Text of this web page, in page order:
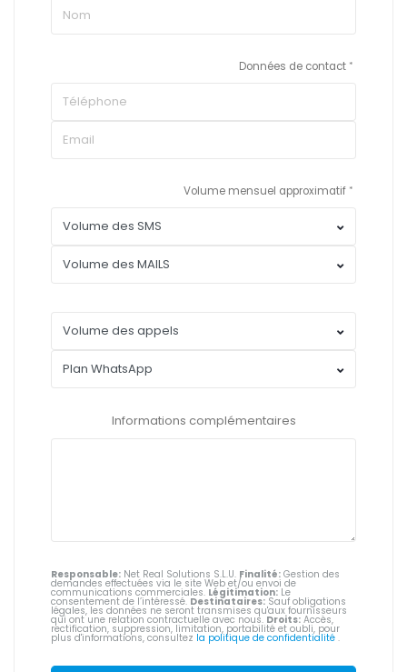
Données de contact
Volume mensuel approximatif
Informations complémentaires
Responsable: Net Real Solutions S.L.U. Finalité: Gestion des
demandes effectuées via le site Web et/ou envoi de
communications commerciales. Légitimation: Le
consentement de l’intéressé. Destinataires: Sauf obligations
légales, les données ne seront transmises qu'aux fournisseurs
qui ont une relation contractuelle avec nous. Droits: Accès,
rectification, suppression, limitation, portabilité et oubli, pour
plus d'informations, consultez la politique de confidentialité .